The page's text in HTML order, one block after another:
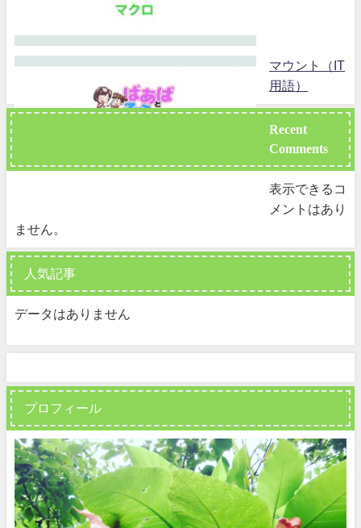
マウント（IT
用語）
Recent
Comments
表示できるコ
メントはあり
ません。
人気記事
データはありません
プロフィール